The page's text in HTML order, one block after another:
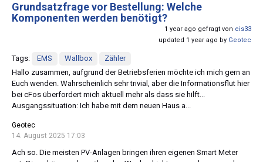
Grundsatzfrage vor Bestellung: Welche
Komponenten werden benötigt?
1 year ago gefragt von eis33
updated 1 year ago by Geotec
Tags: EMS Wallbox
Zähler
Hallo zusammen, aufgrund der Betriebsferien möchte ich mich gern an
Euch wenden. Wahrscheinlich sehr trivial, aber die Informationsflut hier
bei cFos überfordert mich aktuell mehr als dass sie hilft...
Ausgangssituation: Ich habe mit dem neuen Haus a...
Geotec
14. August 2025 17:03
Ach so. Die meisten PV-Anlagen bringen ihren eigenen Smart Meter